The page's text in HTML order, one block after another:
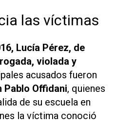
las víctimas
Lucía Pérez, de
violada y
acusados fueron
Pablo Offidani, quienes
de su escuela en
la víctima conoció